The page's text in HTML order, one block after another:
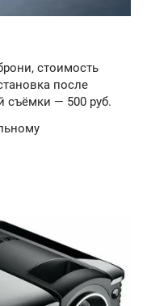
стоимость
после
съёмки — 500 руб.